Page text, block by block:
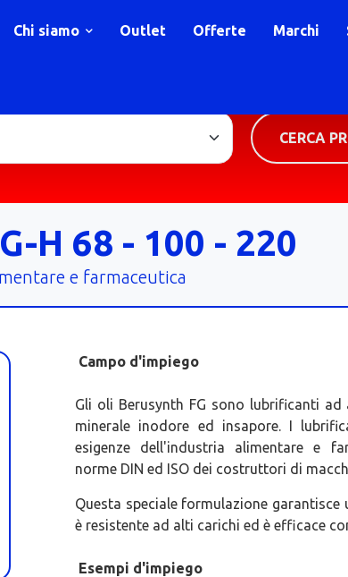
Chi siamo Outlet Offerte Marchi
CERCA
H 68 - 100 - 220
e farmaceutica
Campo d'impiego
Gli oli Berusynth FG sono lubrificanti
minerale inodore ed insapore. I
esigenze dell'industria alimentare e
norme DIN ed ISO dei costruttori di
Questa speciale formulazione
è resistente ad alti carichi ed è efficace
Esempi d'impiego